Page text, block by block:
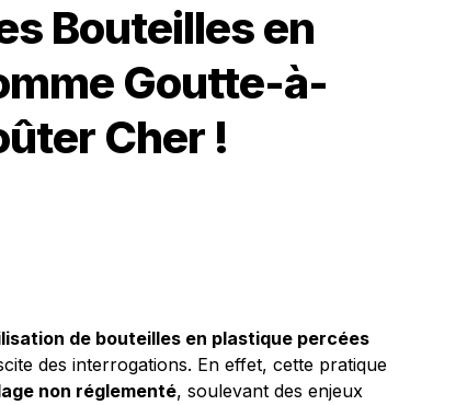
Bouteilles en
Goutte-à-
Cher !
de bouteilles en plastique percées
des interrogations. En effet, cette pratique
non réglementé, soulevant des enjeux